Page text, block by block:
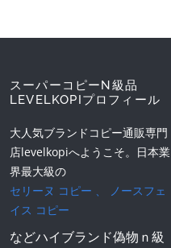
スーパーコピーN級品
LEVELKOPIプロフィール
大人気ブランドコピー通販専門
店levelkopiへようこそ。日本業
界最大級の
セリーヌ コピー 、
ノースフェ
イス コピー
などハイブランド偽物ｎ級